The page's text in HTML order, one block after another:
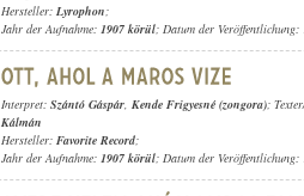
Hersteller: Lyrophon;
Jahr der Aufnahme: 1907 körül; Datum der Veröffentlichung:
Interpret: Szántó Gáspár, Kende Frigyesné (zongora);
Kálmán
Hersteller: Favorite Record;
Jahr der Aufnahme: 1907 körül; Datum der Veröffentlichung: